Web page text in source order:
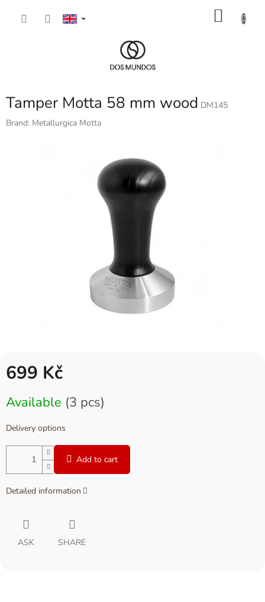
Tamper Motta 58 mm wood DM145
Brand: Metallurgica Motta
699 Kč
price:
Available (3 pcs)
Delivery options
Add to cart
Detailed information
ASK SHARE